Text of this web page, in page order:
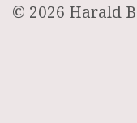
© 2026 Harald